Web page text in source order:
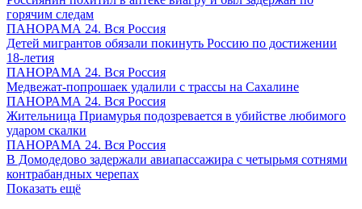
горячим следам
ПАНОРАМА 24. Вся Россия
Детей мигрантов обязали покинуть Россию по достижении
18-летия
ПАНОРАМА 24. Вся Россия
Медвежат-попрошаек удалили с трассы на Сахалине
ПАНОРАМА 24. Вся Россия
Жительница Приамурья подозревается в убийстве любимого
ударом скалки
ПАНОРАМА 24. Вся Россия
В Домодедово задержали авиапассажира с четырьмя сотнями
контрабандных черепах
Показать ещё